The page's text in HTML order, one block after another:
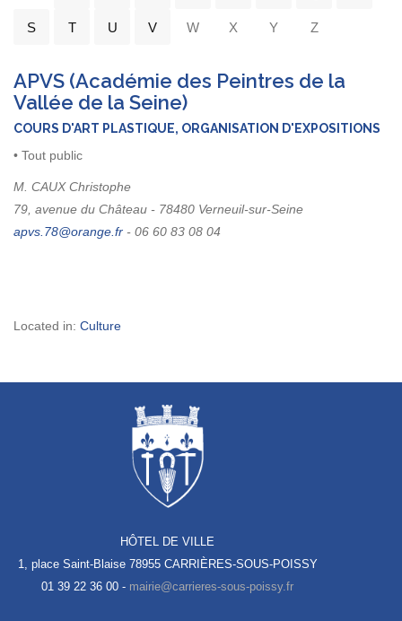
S T U V W X Y Z
APVS (Académie des Peintres de la
Vallée de la Seine)
COURS D'ART PLASTIQUE, ORGANISATION D'EXPOSITIONS
• Tout public
M. CAUX Christophe
79, avenue du Château - 78480 Verneuil-sur-Seine
- 06 60 83 08 04
Located in: Culture
HÔTEL DE VILLE
1, place Saint-Blaise 78955 CARRIÈRES-SOUS-POISSY
01 39 22 36 00 -